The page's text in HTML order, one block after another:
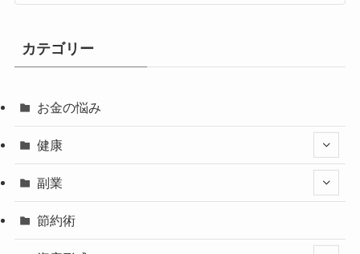
カテゴリー
お金の悩み
健康
副業
節約術